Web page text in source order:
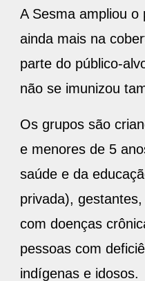
A Sesma ampliou o
ainda mais na
parte do público-
não se imunizou
Os grupos são
e menores de 5
saúde e da
privada),
com doenças
pessoas com
indígenas e idosos.